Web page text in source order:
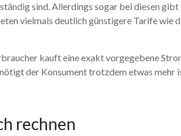
sind. Allerdings sogar bei diesen
vielmals deutlich günstigere Tarife wie
kauft eine exakt vorgegebene
der Konsument trotzdem etwas mehr
rechnen